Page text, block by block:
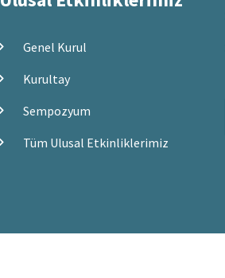
Genel Kurul
Kurultay
Sempozyum
Tüm Ulusal Etkinliklerimiz